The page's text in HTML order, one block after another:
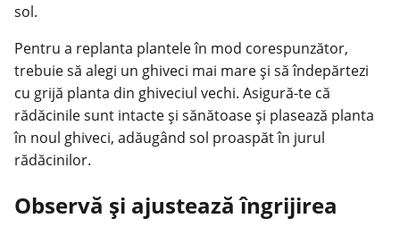
sol.
Pentru a replanta plantele în mod corespunzător,
trebuie să alegi un ghiveci mai mare și să îndepărtezi
cu grijă planta din ghiveciul vechi. Asigură-te că
rădăcinile sunt intacte și sănătoase și plasează planta
în noul ghiveci, adăugând sol proaspăt în jurul
rădăcinilor.
Observă și ajustează îngrijirea